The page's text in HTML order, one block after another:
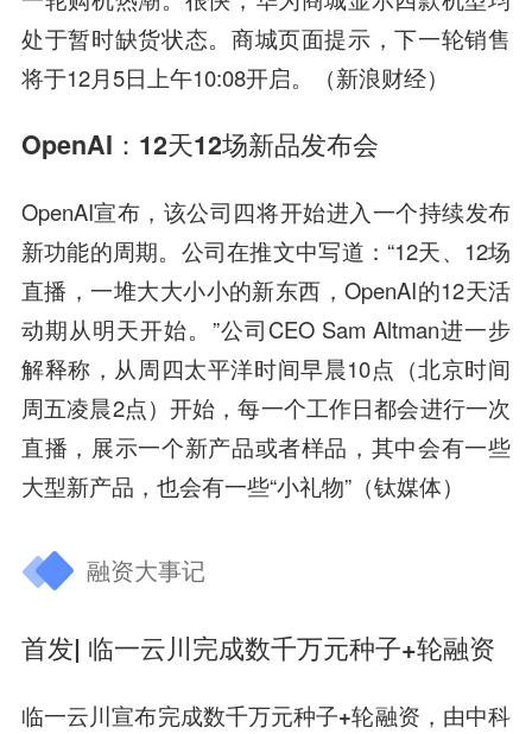
处于暂时缺货状态。商城页面提示，下一轮销售
将于12月5日上午10:08开启。（新浪财经）
OpenAI：12天12场新品发布会
OpenAI宣布，该公司四将开始进入一个持续发布
新功能的周期。公司在推文中写道：“12天、12场
直播，一堆大大小小的新东西，OpenAI的12天活
动期从明天开始。”公司CEO Sam Altman进一步
解释称，从周四太平洋时间早晨10点（北京时间
周五凌晨2点）开始，每一个工作日都会进行一次
直播，展示一个新产品或者样品，其中会有一些
大型新产品，也会有一些“小礼物”（钛媒体）
融资大事记
首发| 临一云川完成数千万元种子+轮融资
临一云川宣布完成数千万元种子+轮融资 ，由中科